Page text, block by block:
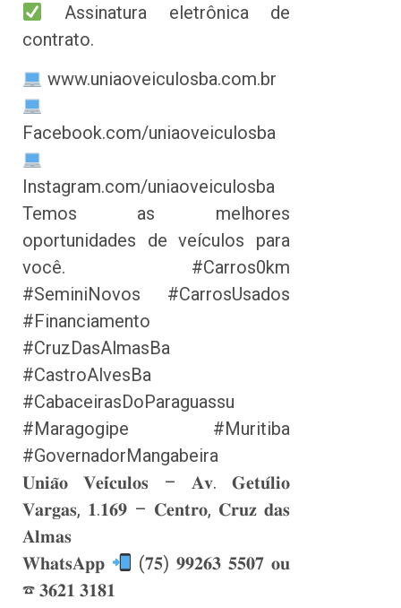
Assinatura eletrônica de
contrato.
www.uniaoveiculosba.com.br
Facebook.com/uniaoveiculosba
Instagram.com/uniaoveiculosba
Temos as melhores
oportunidades de veículos para
você. #Carros0km
#SeminiNovos #CarrosUsados
#Financiamento
#CruzDasAlmasBa
#CastroAlvesBa
#CabaceirasDoParaguassu
#Maragogipe #Muritiba
#GovernadorMangabeira
𝐔𝐧𝐢𝐚̃𝐨 𝐕𝐞𝐢́𝐜𝐮𝐥𝐨𝐬 – 𝐀𝐯. 𝐆𝐞𝐭𝐮́𝐥𝐢𝐨
𝐕𝐚𝐫𝐠𝐚𝐬, 𝟏.𝟏𝟔𝟗 – 𝐂𝐞𝐧𝐭𝐫𝐨, 𝐂𝐫𝐮𝐳 𝐝𝐚𝐬
𝐀𝐥𝐦𝐚𝐬
𝐖𝐡𝐚𝐭𝐬𝐀𝐩𝐩
(𝟕𝟓) 𝟗𝟗𝟐𝟔𝟑 𝟓𝟓𝟎𝟕 𝐨𝐮
☎ 𝟑𝟔𝟐𝟏 𝟑𝟏𝟖𝟏